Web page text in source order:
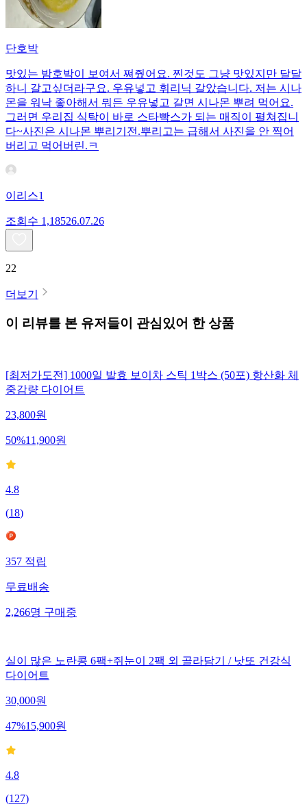
단호박
맛있는 밤호박이 보여서 쪄줬어요. 찐것도 그냥 맛있지만 달달
하니 갈고싶더라구요. 우유넣고 휘리닉 갈았습니다. 저는 시나
몬을 워낙 좋아해서 뭐든 우유넣고 갈면 시나몬 뿌려 먹어요.
그러면 우리집 식탁이 바로 스타빡스가 되는 매직이 펼쳐집니
다~사진은 시나몬 뿌리기전.뿌리고는 급해서 사진을 안 찍어
버리고 먹어버린.ㅋ
이리스1
조회수 1,18526.07.26
22
더보기
이 리뷰를 본 유저들이 관심있어 한 상품
[최저가도전] 1000일 발효 보이차 스틱 1박스 (50포) 항산화 체
중감량 다이어트
23,800원
50%11,900원
4.8
(18)
357 적립
무료배송
2,266명 구매중
실이 많은 노란콩 6팩+쥐눈이 2팩 외 골라담기 / 낫또 건강식
다이어트
30,000원
47%15,900원
4.8
(127)